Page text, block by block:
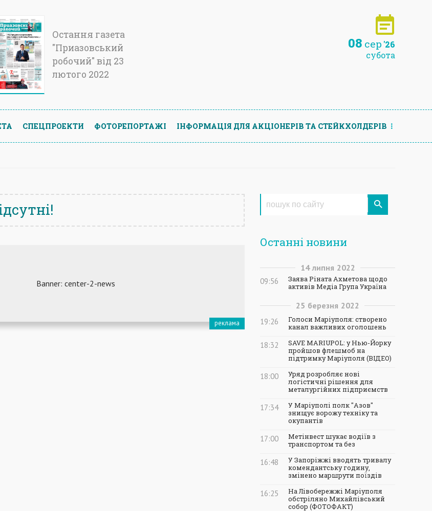
Остання газета
"Приазовський
робочий" від 23
лютого 2022
08 сер '26
субота
СПЕЦПРОЕКТИ ФОТОРЕПОРТАЖІ ІНФОРМАЦIЯ ДЛЯ АКЦIОНЕРIВ ТА СТЕЙКХОЛДЕРIВ
Останні новини
14 липня 2022
09:56
Заява Ріната Ахметова щодо
активів Медіа Група Україна
25 березня 2022
19:26
Голоси Маріуполя: створено
канал важливих оголошень
18:32
SAVE MARIUPOL: у Нью-Йорку
пройшов флешмоб на
підтримку Маріуполя (ВІДЕО)
18:00
Уряд розробляє нові
логістичні рішення для
металургійних підприємств
17:34
У Маріуполі полк "Азов"
знищує ворожу техніку та
окупантів
17:00
Метінвест шукає водіїв з
транспортом та без
16:48
У Запоріжжі вводять тривалу
комендантську годину,
змінено маршрути поїздів
16:25
На Лівобережжі Маріуполя
обстріляно Михайлівський
собор (ФОТОФАКТ)